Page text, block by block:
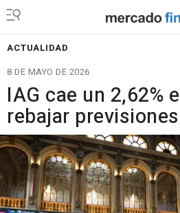
ACTUALIDAD
8 DE MAYO DE 2026
IAG cae un 2,62%
rebajar previsiones